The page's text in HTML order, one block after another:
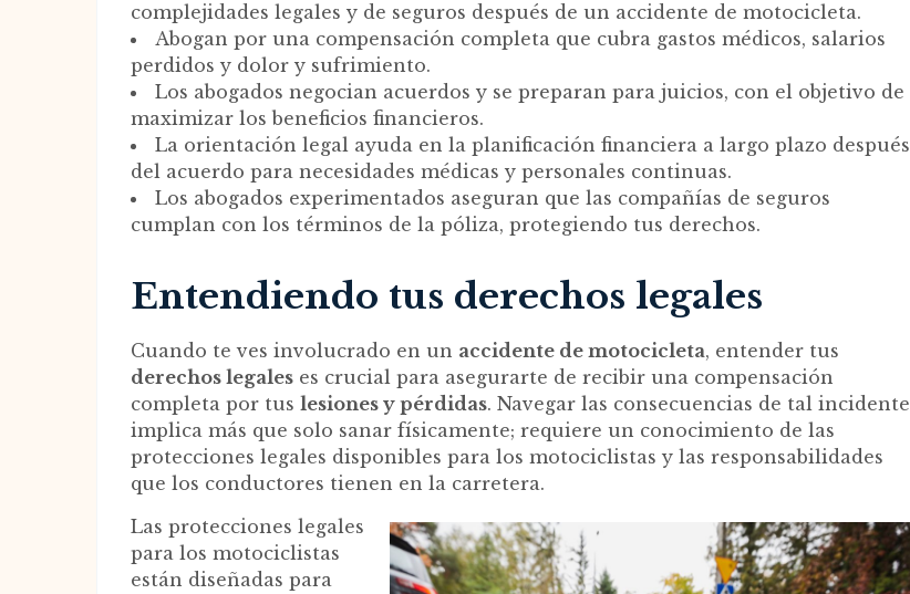
complejidades legales y de seguros después de un accidente de motocicleta.
Abogan por una compensación completa que cubra gastos médicos, salarios
perdidos y dolor y sufrimiento.
Los abogados negocian acuerdos y se preparan para juicios, con el objetivo de
maximizar los beneficios financieros.
La orientación legal ayuda en la planificación financiera a largo plazo después
del acuerdo para necesidades médicas y personales continuas.
Los abogados experimentados aseguran que las compañías de seguros
cumplan con los términos de la póliza, protegiendo tus derechos.
Entendiendo tus derechos legales
Cuando te ves involucrado en un accidente de motocicleta, entender tus
derechos legales es crucial para asegurarte de recibir una compensación
completa por tus lesiones y pérdidas. Navegar las consecuencias de tal incidente
implica más que solo sanar físicamente; requiere un conocimiento de las
protecciones legales disponibles para los motociclistas y las responsabilidades
que los conductores tienen en la carretera.
Las protecciones legales
para los motociclistas
están diseñadas para